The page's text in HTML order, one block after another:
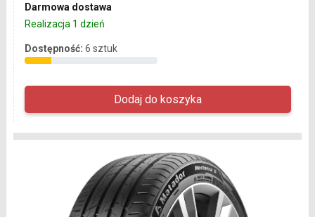
Darmowa dostawa
Realizacja 1 dzień
Dostępność: 6 sztuk